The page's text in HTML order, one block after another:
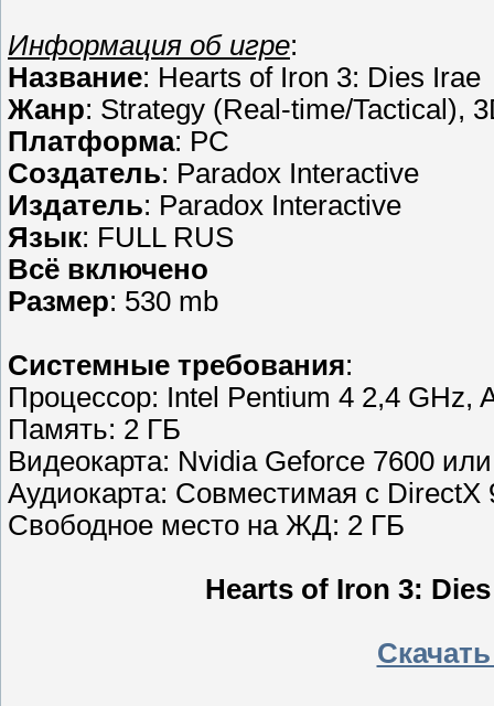
Информация об игре:
Название: Hearts of Iron 3: Dies Irae
Жанр: Strategy (Real-time/Tactical),
Платформа: PC
Создатель: Paradox Interactive
Издатель: Paradox Interactive
Язык: FULL RUS
Всё включено
Размер: 530 mb
Cистемные требования:
Процессор: Intel Pentium 4 2,4 GHz,
Память: 2 ГБ
Видеокарта: Nvidia Geforce 7600
Аудиокарта: Совместимая с DirectX
Свободное место на ЖД: 2 ГБ
Hearts of Iron 3: